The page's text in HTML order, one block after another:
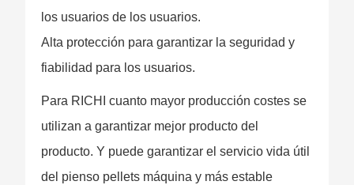
los usuarios de los usuarios.
Alta protección para garantizar la seguridad y
fiabilidad para los usuarios.
Para RICHI cuanto mayor producción costes se
utilizan a garantizar mejor producto del
producto. Y puede garantizar el servicio vida útil
del pienso pellets máquina y más estable